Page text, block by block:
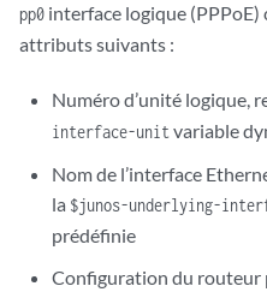
pp0 interface logique
attributs suivants :
Numéro d’unité logique,
interface-unitvariable
Nom de l’interface
la $junos-underlying-
prédéfinie
Configuration du routeur